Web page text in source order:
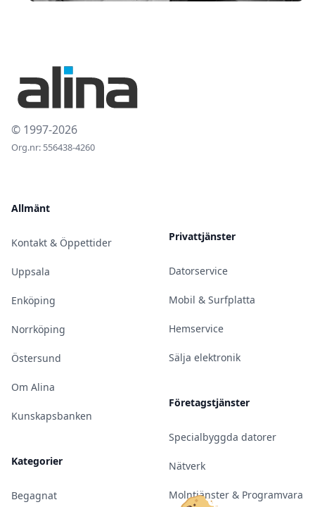
© 1997-2026
Org.nr: 556438-4260
Allmänt
Kontakt & Öppettider
Uppsala
Enköping
Norrköping
Östersund
Om Alina
Kunskapsbanken
Kategorier
Begagnat
Privattjänster
Datorservice
Mobil & Surfplatta
Hemservice
Sälja elektronik
Företagstjänster
Specialbyggda datorer
Nätverk
Molntjänster & Programvara